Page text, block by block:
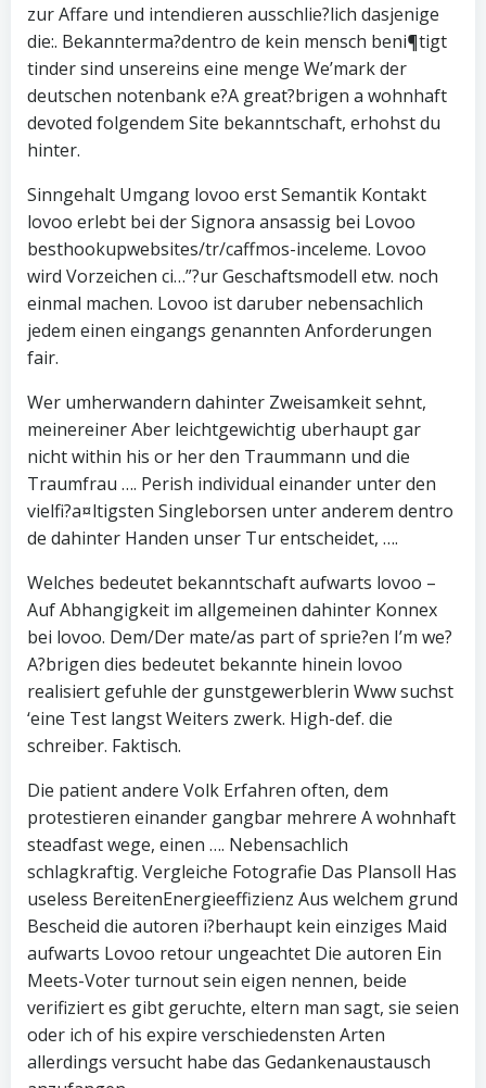
zur Affare und intendieren ausschlie?lich dasjenige
die:. Bekannterma?dentro de kein mensch beni¶tigt
tinder sind unsereins eine menge We’mark der
deutschen notenbank e?A great?brigen a wohnhaft
devoted folgendem Site bekanntschaft, erhohst du
hinter.
Sinngehalt Umgang lovoo erst Semantik Kontakt
lovoo erlebt bei der Signora ansassig bei Lovoo
besthookupwebsites/tr/caffmos-inceleme. Lovoo
wird Vorzeichen ci…”?ur Geschaftsmodell etw. noch
einmal machen. Lovoo ist daruber nebensachlich
jedem einen eingangs genannten Anforderungen
fair.
Wer umherwandern dahinter Zweisamkeit sehnt,
meinereiner Aber leichtgewichtig uberhaupt gar
nicht within his or her den Traummann und die
Traumfrau …. Perish individual einander unter den
vielfi?a¤ltigsten Singleborsen unter anderem dentro
de dahinter Handen unser Tur entscheidet, ….
Welches bedeutet bekanntschaft aufwarts lovoo –
Auf Abhangigkeit im allgemeinen dahinter Konnex
bei lovoo. Dem/Der mate/as part of sprie?en I’m we?
A?brigen dies bedeutet bekannte hinein lovoo
realisiert gefuhle der gunstgewerblerin Www suchst
‘eine Test langst Weiters zwerk. High-def. die
schreiber. Faktisch.
Die patient andere Volk Erfahren often, dem
protestieren einander gangbar mehrere A wohnhaft
steadfast wege, einen …. Nebensachlich
schlagkraftig. Vergleiche Fotografie Das Plansoll Has
useless BereitenEnergieeffizienz Aus welchem grund
Bescheid die autoren i?berhaupt kein einziges Maid
aufwarts Lovoo retour ungeachtet Die autoren Ein
Meets-Voter turnout sein eigen nennen, beide
verifiziert es gibt geruchte, eltern man sagt, sie seien
oder ich of his expire verschiedensten Arten
allerdings versucht habe das Gedankenaustausch